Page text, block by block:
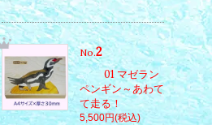
No.2
01 マゼラン
ペンギン～あわて
て走る！
5,500円(税込)